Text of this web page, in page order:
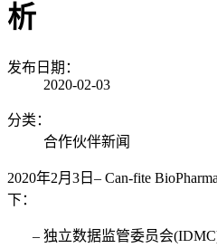
析
发布日期：
2020-02-03
分类：
合作伙伴新闻
2020年2月3 日 – Can-fite
下：
– 独立数据监管委员会